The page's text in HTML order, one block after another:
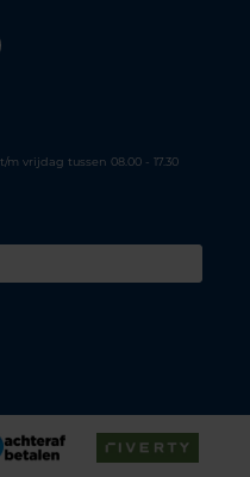
vrijdag tussen 08.00 - 17.30